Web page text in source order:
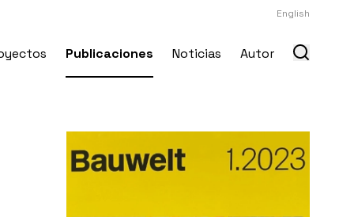
English
Publicaciones Noticias Autor